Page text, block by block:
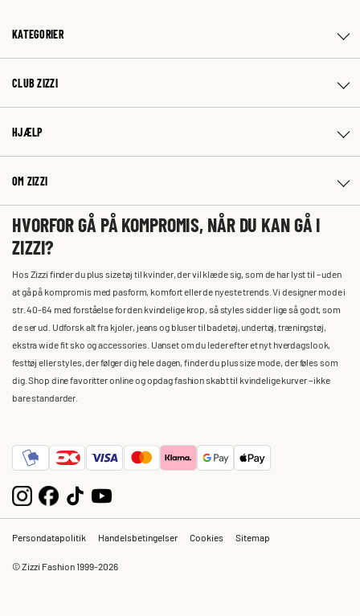
KATEGORIER
CLUB ZIZZI
HJÆLP
OM ZIZZI
HVORFOR GÅ PÅ KOMPROMIS, NÅR DU KAN GÅ I
ZIZZI?
Hos Zizzi finder du plus size tøj til kvinder, der vil klæde sig, som de har lyst til – uden
at gå på kompromis med pasform, komfort eller de nyeste trends. Vi designer mode i
str. 40-64 med forståelse for den kvindelige krop, så styles sidder lige så godt, som
de ser ud. Udforsk alt fra kjoler, jeans og bluser til badetøj, undertøj, træningstøj,
ekstra wide fit sko og accessories. Uanset om du leder efter et nyt hverdagslook,
festtøj eller styles, der følger dig hele dagen, finder du plus size mode, der føles som
dig. Shop dine favoritter online og opdag fashion skabt til kvindelige kurver – ikke
bare standarder.
Persondatapolitik Handelsbetingelser Cookies Sitemap
© Zizzi Fashion 1999-2026